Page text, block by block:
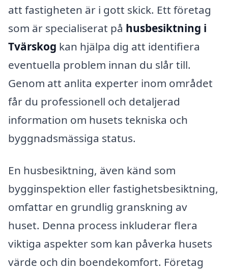
att fastigheten är i gott skick. Ett företag
som är specialiserat på husbesiktning i
Tvärskog kan hjälpa dig att identifiera
eventuella problem innan du slår till.
Genom att anlita experter inom området
får du professionell och detaljerad
information om husets tekniska och
byggnadsmässiga status.
En husbesiktning, även känd som
bygginspektion eller fastighetsbesiktning,
omfattar en grundlig granskning av
huset. Denna process inkluderar flera
viktiga aspekter som kan påverka husets
värde och din boendekomfort. Företag